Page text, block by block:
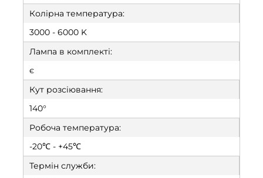
Колірна температура:
3000 - 6000 K
Лампа в комплекті:
є
Кут розсіювання:
140°
Робоча температура:
-20℃ - +45℃
Термін служби: